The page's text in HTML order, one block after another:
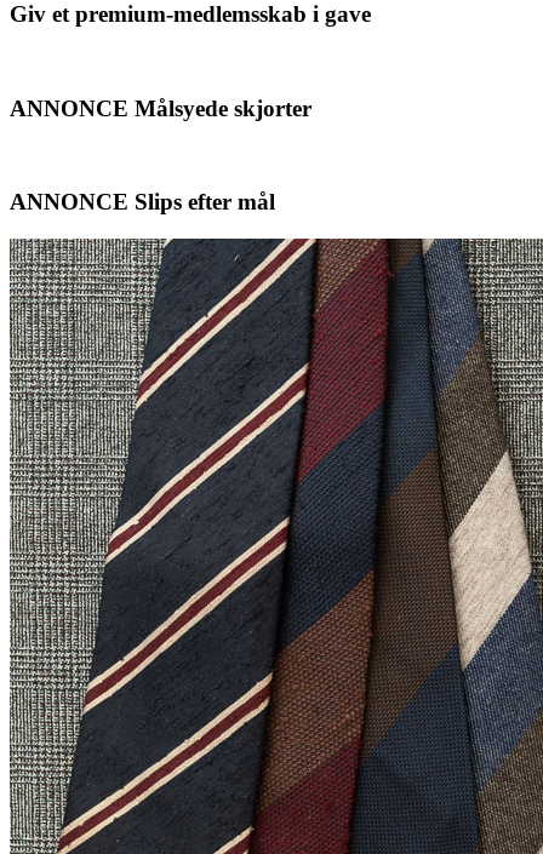
Giv et premium-medlemsskab i gave
ANNONCE Målsyede skjorter
ANNONCE Slips efter mål